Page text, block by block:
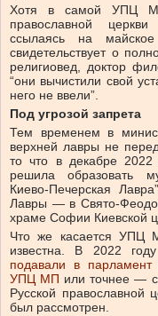
Хотя в самой УПЦ МП
православной
ссылаясь на
свидетельствует о
религиовед, доктор
“они вычистили свой
него не ввели”.
Под угрозой запрета
Тем временем в
верхней лавры не
то что в декабре 2022
решила образовать
Киево-Печерская
Лавры — в Свято-
храме Софии Киевской
Что же касается УПЦ
известна. В 2022 году
подавали в парламент
УПЦ МП или точнее —
Русской
был рассмотрен.